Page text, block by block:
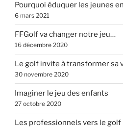
Pourquoi éduquer les jeunes
6 mars 2021
FFGolf va changer notre jeu…
16 décembre 2020
Le golf invite à transformer sa
30 novembre 2020
Imaginer le jeu des enfants
27 octobre 2020
Les professionnels vers le golf